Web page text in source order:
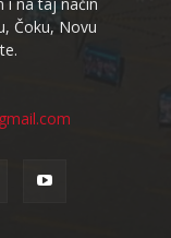
Čoku, Novu